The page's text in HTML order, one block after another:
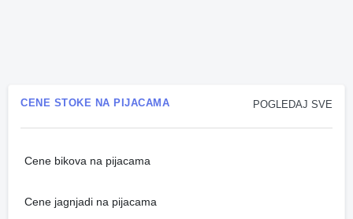
POGLEDAJ SVE
CENE STOKE NA PIJACAMA
Cene bikova na pijacama
Cene jagnjadi na pijacama